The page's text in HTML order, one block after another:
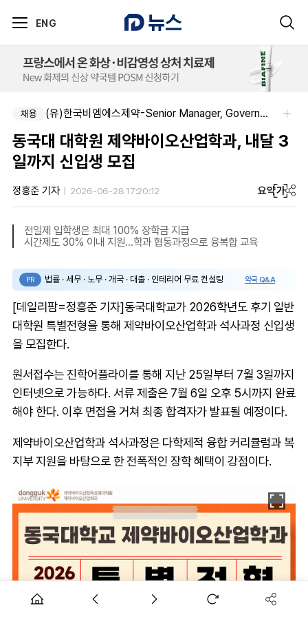
ENG
채용 (유)한국비엠에스제약-Senior Manager, Government Affairs & External Liaison (Permanent)
동국대 대학원 제약바이오산업학과, 내달 3
일까지 신입생 모집
정흥준 기자 2026-06-28 17:20:12 요약가
전일제 입학생은 최대 100% 장학금 지급
시간제도 30% 이내 지원...학과 협동과정으로 융복합 교육
PR 법률 · 세무 · 노무 · 개국 · 대출 · 인테리어 무료 컨설팅 약국 Q&A
[데일리팜=정흥준 기자]동국대학교가 2026학년도 후기 일반
대학원 특별전형을 통해 제약바이오산업학과 석사과정 신입생
을 모집한다.
원서접수는 진학어플라이를 통해 지난 25일부터 7월 3일까지
인터넷으로 가능하다. 서류 제출은 7월 6일 오후 5시까지 완료
해야 한다. 이후 면접을 거쳐 최종 합격자가 발표될 예정이다.
제약바이오산업학과 석사과정은 다학제적 융합 커리큘럼과 복
지부 지원을 바탕으로 한 전폭적인 장학 혜택이 강점이다.